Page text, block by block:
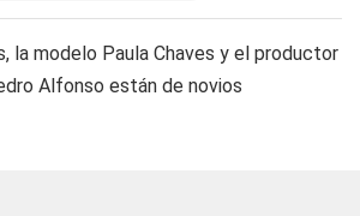
la modelo Paula Chaves y el productor
Alfonso están de novios